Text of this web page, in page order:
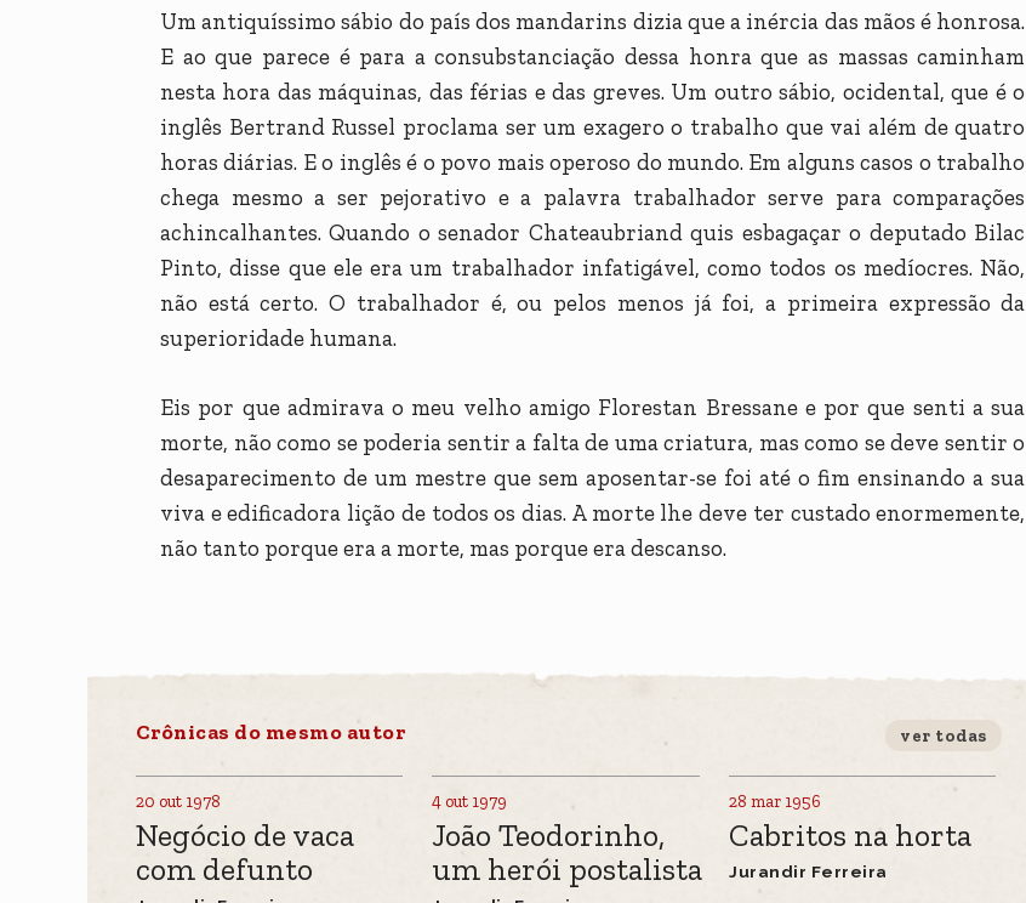
Um antiquíssimo sábio do país dos mandarins dizia que a inércia das mãos é honrosa.
E ao que parece é para a consubstanciação dessa honra que as massas caminham
nesta hora das máquinas, das férias e das greves. Um outro sábio, ocidental, que é o
inglês Bertrand Russel proclama ser um exagero o trabalho que vai além de quatro
horas diárias. E o inglês é o povo mais operoso do mundo. Em alguns casos o trabalho
chega mesmo a ser pejorativo e a palavra trabalhador serve para comparações
achincalhantes. Quando o senador Chateaubriand quis esbagaçar o deputado Bilac
Pinto, disse que ele era um trabalhador infatigável, como todos os medíocres. Não,
não está certo. O trabalhador é, ou pelos menos já foi, a primeira expressão da
superioridade humana.
Eis por que admirava o meu velho amigo Florestan Bressane e por que senti a sua
morte, não como se poderia sentir a falta de uma criatura, mas como se deve sentir o
desaparecimento de um mestre que sem aposentar-se foi até o fim ensinando a sua
viva e edificadora lição de todos os dias. A morte lhe deve ter custado enormemente,
não tanto porque era a morte, mas porque era descanso.
Crônicas do mesmo autor ver todas
20 out 1978
Negócio de vaca
com defunto
4 out 1979
João Teodorinho,
um herói postalista
28 mar 1956
Cabritos na horta
Jurandir Ferreira